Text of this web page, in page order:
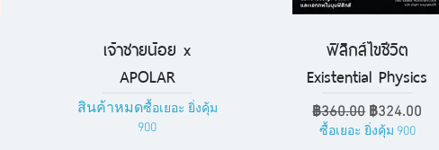
ดูข้อมูลด่วน
เจ้าชายน้อย x
APOLAR
สินค้าหมดซื้อเยอะ ยิ่งคุ้ม
900
ดูข้อมูลด่วน
ฟิสิกส์ไขชีวิต
Existential Physics
ราคาปกติ
฿360.00 ราคาขายลด
฿324.00
ซื้อเยอะ ยิ่งคุ้ม 900